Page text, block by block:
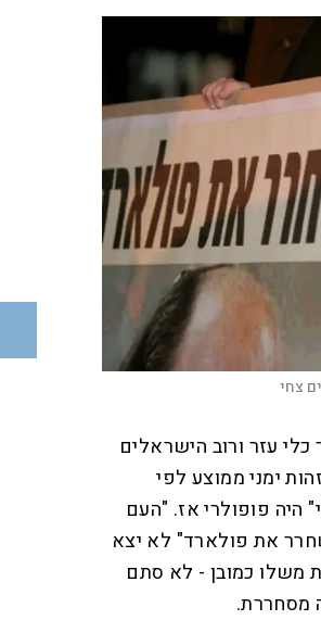
צחי
עזר ורוב הישראלים
ימני ממוצע לפי
היה פופולרי אז. "העם
את פולארד" לא יצא
משלו כמובן - לא סתם
מסחררת.